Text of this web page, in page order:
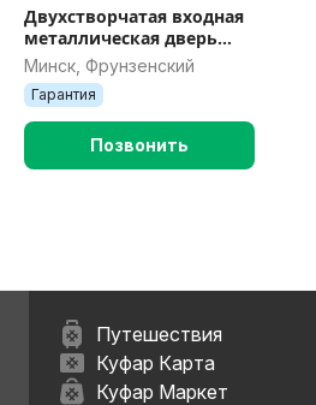
Двухстворчатая входная
металлическая дверь
ДЕЛМЕТ ДМС 801 в
тамбур
Минск, Фрунзенский
Гарантия
Позвонить
Путешествия
Куфар Карта
Куфар Маркет